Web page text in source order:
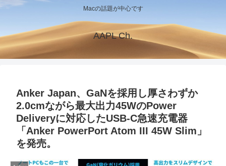
Macの話題が中心です
AAPL Ch.
Anker Japan、GaNを採用し厚さわずか
2.0cmながら最大出力45WのPower
Deliveryに対応したUSB-C急速充電器
「Anker PowerPort Atom III 45W Slim」
を発売。